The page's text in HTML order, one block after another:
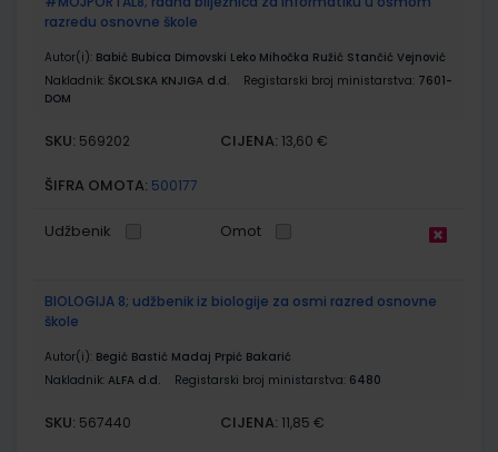
razredu osnovne škole
Autor(i): Babić Bubica Dimovski Leko Mihočka Ružić Stančić Vejnović
Nakladnik: ŠKOLSKA KNJIGA d.d. Registarski broj ministarstva: 7601-
DOM
SKU: 569202 CIJENA: 13,60 €
ŠIFRA OMOTA: 500177
Udžbenik Omot
BIOLOGIJA 8; udžbenik iz biologije za osmi razred osnovne
škole
Autor(i): Begić Bastić Madaj Prpić Bakarić
Nakladnik: ALFA d.d. Registarski broj ministarstva: 6480
SKU: 567440 CIJENA: 11,85 €